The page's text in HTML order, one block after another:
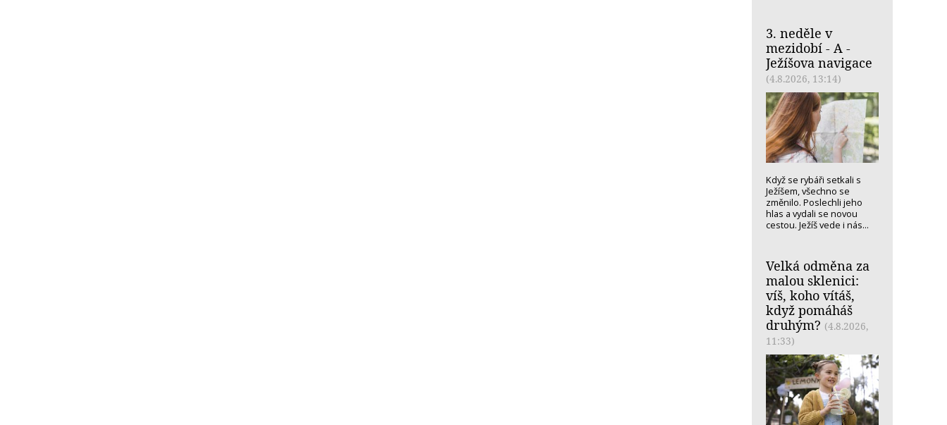
3. neděle v
mezidobí - A -
Ježíšova navigace
(4.8.2026, 13:14)
Když se rybáři setkali s
Ježíšem, všechno se
změnilo. Poslechli jeho
hlas a vydali se novou
cestou. Ježíš vede i nás...
Velká odměna za
malou sklenici:
víš, koho vítáš,
když pomáháš
druhým? (4.8.2026,
11:33)